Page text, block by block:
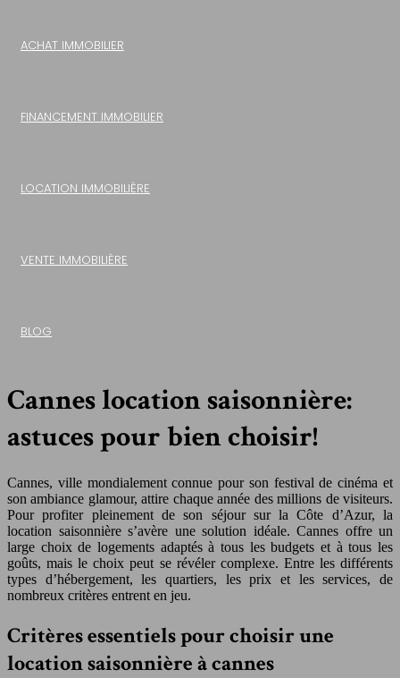
ACHAT IMMOBILIER
FINANCEMENT IMMOBILIER
LOCATION IMMOBILIÈRE
VENTE IMMOBILIÈRE
BLOG
Cannes location saisonnière:
astuces pour bien choisir!
Cannes, ville mondialement connue pour son festival de cinéma et
son ambiance glamour, attire chaque année des millions de visiteurs.
Pour profiter pleinement de son séjour sur la Côte d’Azur, la
location saisonnière s’avère une solution idéale. Cannes offre un
large choix de logements adaptés à tous les budgets et à tous les
goûts, mais le choix peut se révéler complexe. Entre les différents
types d’hébergement, les quartiers, les prix et les services, de
nombreux critères entrent en jeu.
Critères essentiels pour choisir une
location saisonnière à cannes